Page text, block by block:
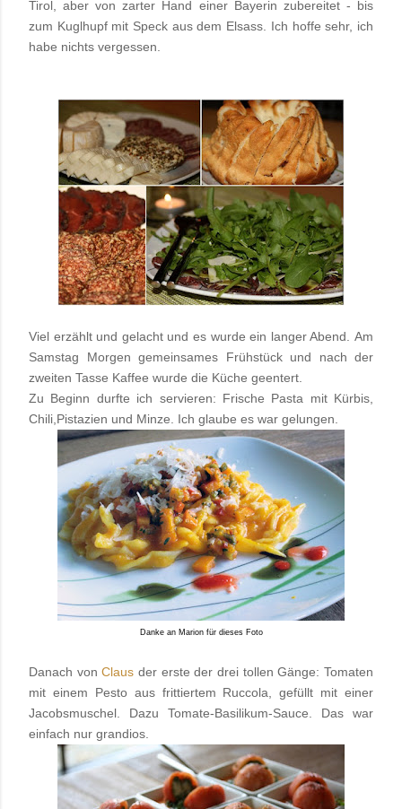
Tirol, aber von zarter Hand einer Bayerin zubereitet - bis
zum Kuglhupf mit Speck aus dem Elsass. Ich hoffe sehr, ich
habe nichts vergessen.
Viel erzählt und gelacht und es wurde ein langer Abend. Am
Samstag Morgen gemeinsames Frühstück und nach der
zweiten Tasse Kaffee wurde die Küche geentert.
Zu Beginn durfte ich servieren: Frische Pasta mit Kürbis
Chili,Pistazien und Minze. Ich glaube es war gelungen.
Danke an Marion für dieses Foto
Danach von Claus der erste der drei tollen Gänge: Tomaten
mit einem Pesto aus frittiertem Ruccola, gefüllt mit einer
Jacobsmuschel. Dazu Tomate-Basilikum-Sauce. Das war
einfach nur grandios.